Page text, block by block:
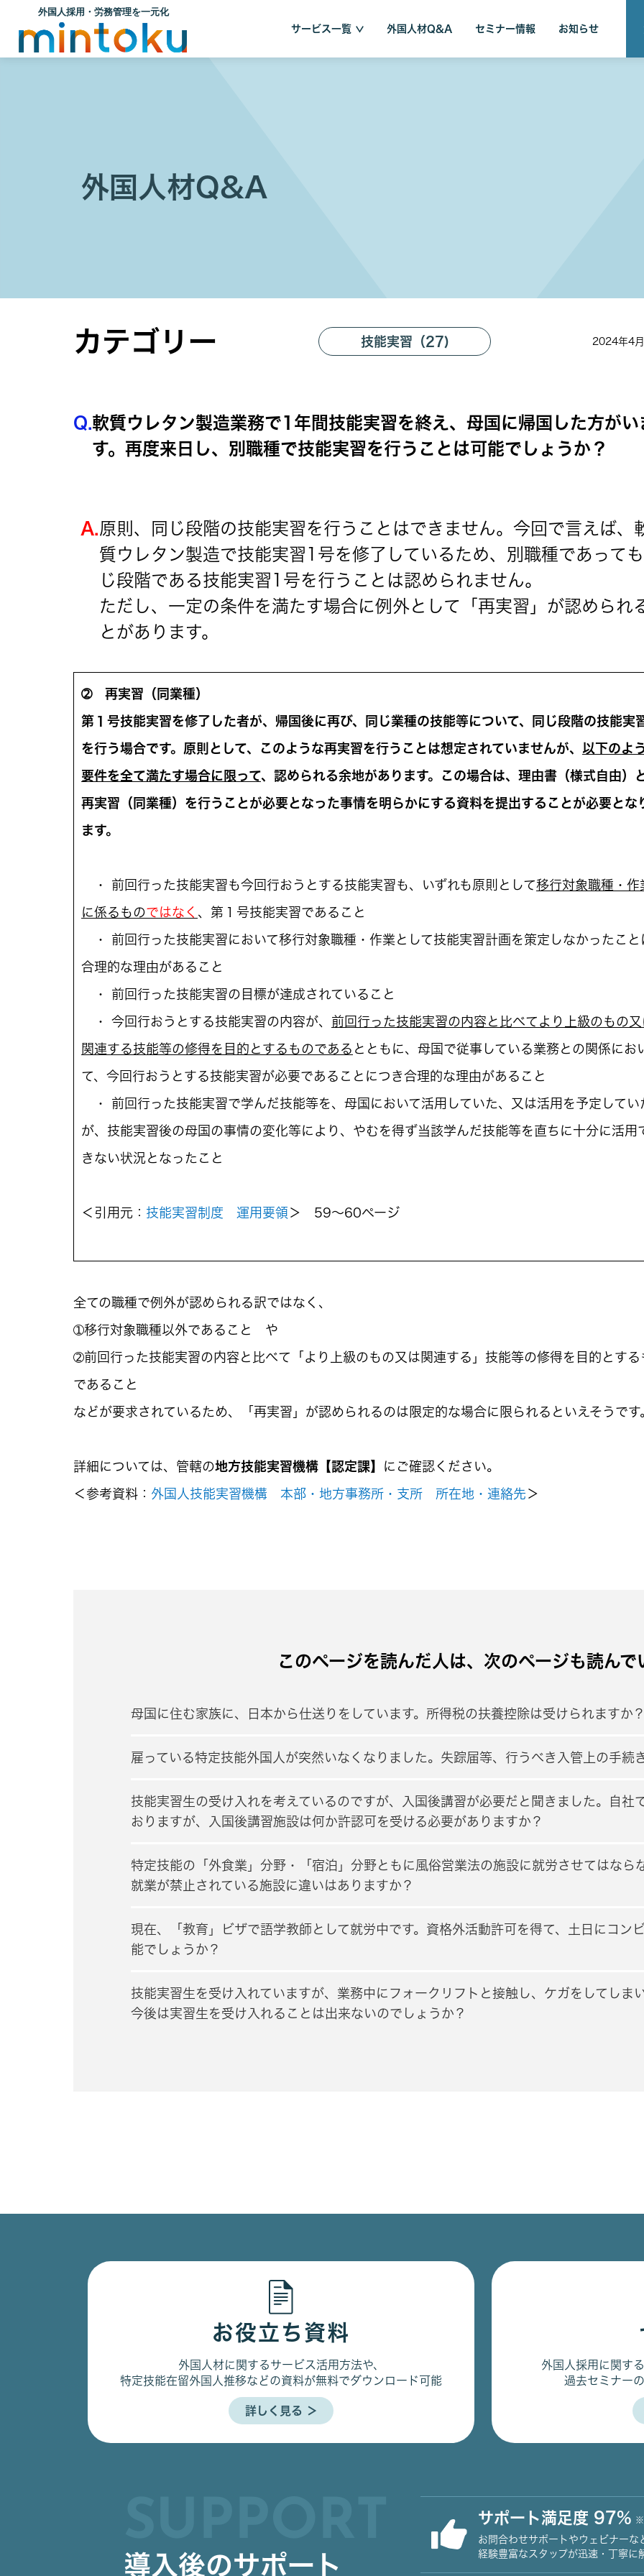
サービス一覧 外国人材Q&A セミナー情報 お知らせ
外国人材Q&A
カテゴリー 技能実習（27) 2024年4
Q.軟質ウレタン製造業務で1年間技能実習を終え、母国に帰国した方がい
す。再度来日し、別職種で技能実習を行うことは可能でしょうか？
A.原則、同じ段階の技能実習を行うことはできません。今回で言えば、
質ウレタン製造で技能実習1号を修了しているため、別職種であって
じ段階である技能実習1号を行うことは認められません。
ただし、一定の条件を満たす場合に例外として「再実習」が認められ
とがあります。
➁ 再実習（同業種）
第１号技能実習を修了した者が、帰国後に再び、同じ業種の技能等について、同じ段階の技能実
を行う場合です。原則として、このような再実習を行うことは想定されていませんが、 以下のよ
要件を全て満たす場合に限って、認められる余地があります。この場合は、 理由書（様式自由）
再実習（同業種）を行うことが必要となった事情を明らかにする資料を提出することが必要とな
ます。
・ 前回行った技能実習も今回行おうとする技能実習も、いずれも原則として移行対象職種・作
に係るものではなく 、第１号技能実習であること
・ 前回行った技能実習において移行対象職種・作業として技能実習計画を策定しなかったこと
合理的な理由があること
・ 前回行った技能実習の目標が達成されていること
・ 今回行おうとする技能実習の内容が、 前回行った技能実習の内容と比べてより上級のもの
関連する技能等の修得を目的とするものである とともに、母国で従事している業務との関係にお
て、今回行おうとする技能実習が必要であることにつき合理的な理由があること
・ 前回行った技能実習で学んだ技能等を、母国において活用していた、又は活用を予定してい
が、技能実習後の母国の事情の変化等により、やむを得ず当該学んだ技能等を直ちに十分に活用
きない状況となったこと
＜引用元： 技能実習制度 運用要領 ＞ 59～60ページ
全ての職種で例外が認められる訳ではなく、
➀移行対象職種以外であること や
➁前回行った技能実習の内容と比べて「より上級のもの又は関連する」技能等の修得を目的とする
であること
などが要求されているため、「再実習」が認められるのは限定的な場合に限られるといえそうです
詳細については、管轄の地方技能実習機構【認定課】 にご確認ください。
＜参考資料： 外国人技能実習機構 本部・地方事務所・支所 所在地・連絡先 ＞
このページを読んだ人は、次のページも読んで
母国に住む家族に、日本から仕送りをしています。所得税の扶養控除は受けられますか
雇っている特定技能外国人が突然いなくなりました。失踪届等、行うべき入管上の手続
技能実習生の受け入れを考えているのですが、入国後講習が必要だと聞きました。自社
おりますが、入国後講習施設は何か許認可を受ける必要がありますか？
特定技能の「外食業」分野・「宿泊」分野ともに風俗営業法の施設に就労させてはなら
就業が禁止されている施設に違いはありますか？
現在、「教育」ビザで語学教師として就労中です。資格外活動許可を得て、土日にコン
能でしょうか？
技能実習生を受け入れていますが、業務中にフォークリフトと接触し、ケガをしてしま
今後は実習生を受け入れることは出来ないのでしょうか？
お役立ち資料
外国人材に関するサービス活用方法や、
特定技能在留外国人推移などの資料が無料でダウンロード可能
詳しく見る ＞
外国人採用に関す
過去セミナー
導入後のサポート
サポート満足度 97%
お問合わせサポートやウェビナー
経験豊富なスタップが迅速・丁寧に